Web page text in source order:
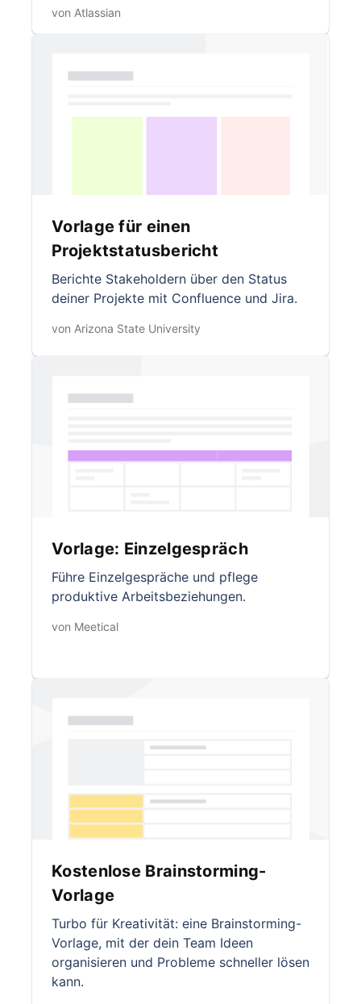
von Atlassian
Vorlage für einen
Projektstatusbericht
Berichte Stakeholdern über den Status
deiner Projekte mit Confluence und Jira.
von Arizona State University
Vorlage: Einzelgespräch
Führe Einzelgespräche und pflege
produktive Arbeitsbeziehungen.
von Meetical
Kostenlose Brainstorming-
Vorlage
Turbo für Kreativität: eine Brainstorming-
Vorlage, mit der dein Team Ideen
organisieren und Probleme schneller lösen
kann.